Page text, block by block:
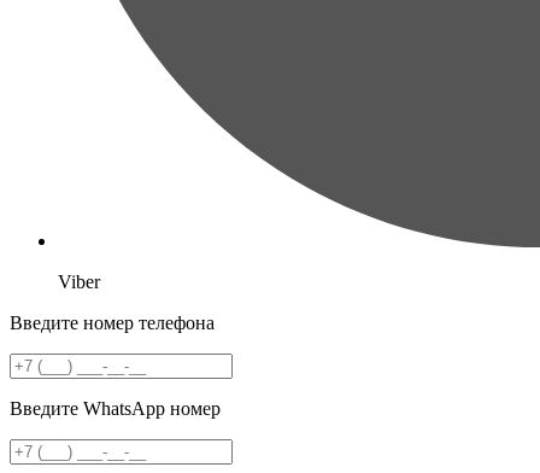
Viber
Введите номер телефона
Введите WhatsApp номер